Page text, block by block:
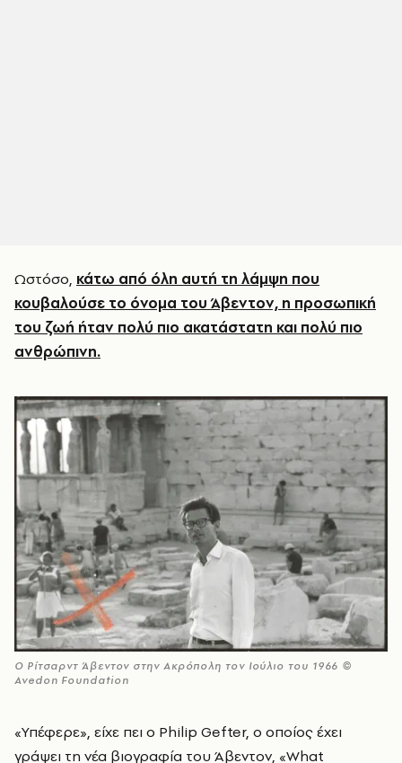
Ωστόσο, κάτω από όλη αυτή τη λάμψη που
κουβαλούσε το όνομα του Άβεντον, η προσωπική
του ζωή ήταν πολύ πιο ακατάστατη και πολύ πιο
ανθρώπινη.
Ο Ρίτσαρντ Άβεντον στην Ακρόπολη τον Ιούλιο του 1966 ©
Avedon Foundation
«Υπέφερε», είχε πει ο Philip Gefter, ο οποίος έχει
γράψει τη νέα βιογραφία του Άβεντον, «What